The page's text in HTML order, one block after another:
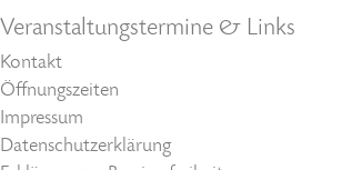
Veranstaltungstermine & Links
Kontakt
Öffnungszeiten
Impressum
Datenschutzerklärung